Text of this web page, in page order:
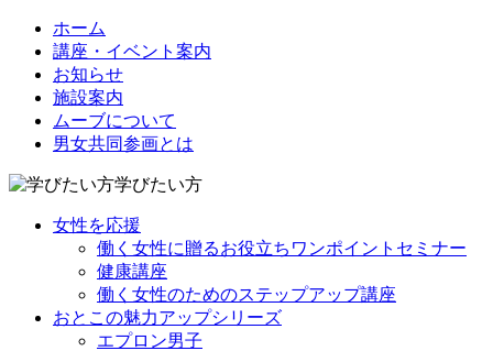
ホーム
講座・イベント案内
お知らせ
施設案内
ムーブについて
男女共同参画とは
学びたい方
女性を応援
働く女性に贈るお役立ちワンポイントセミナー
健康講座
働く女性のためのステップアップ講座
おとこの魅力アップシリーズ
エプロン男子